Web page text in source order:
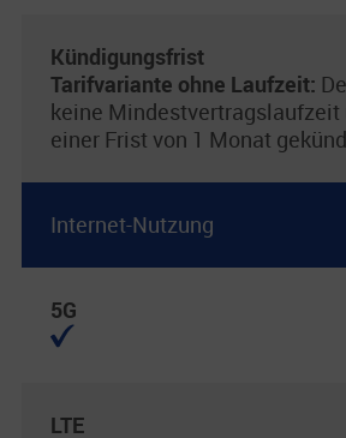
Kündigungsfrist
Tarifvariante ohne Laufzeit:
keine Mindestvertragslaufzeit
einer Frist von 1 Monat
Internet-Nutzung
5G
LTE